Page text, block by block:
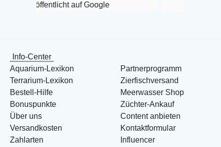
auf Google
Info-Center
Aquarium-Lexikon
Terrarium-Lexikon
Bestell-Hilfe
Bonuspunkte
Über uns
Versandkosten
Zahlarten
Partnerprogramm
Zierfischversand
Meerwasser Shop
Züchter-Ankauf
Content anbieten
Kontaktformular
Influencer